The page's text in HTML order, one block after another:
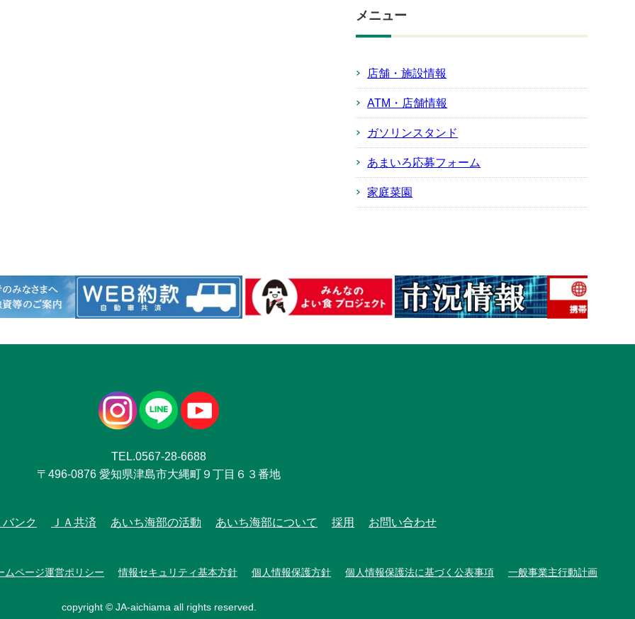
メニュー
店舗・施設情報
ATM・店舗情報
ガソリンスタンド
あまいろ応募フォーム
家庭菜園
TEL.0567-28-6688
〒496-0876 愛知県津島市大縄町９丁目６３番地
バンク ＪＡ共済 あいち海部の活動 あいち海部について 採用 お問い合わせ
ムページ運営ポリシー 情報セキュリティ基本方針 個人情報保護方針 個人情報保護法に基づく公表事項 一般事業主行動計画
copyright © JA-aichiama all rights reserved.